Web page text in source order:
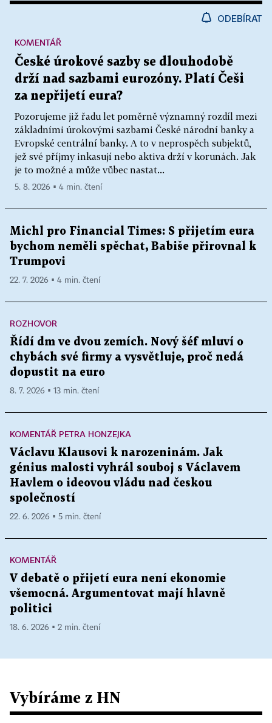
ODEBÍRAT
České úrokové sazby se dlouhodobě
drží nad sazbami eurozóny. Platí Češi
za nepřijetí eura?
Pozorujeme již řadu let poměrně významný rozdíl mezi
základními úrokovými sazbami České národní banky a
Evropské centrální banky. A to v neprospěch subjektů,
jež své příjmy inkasují nebo aktiva drží v korunách. Jak
je to možné a může vůbec nastat...
KOMENTÁŘ
5. 8. 2026 ▪ 4 min. čtení
Michl pro Financial Times: S přijetím eura
bychom neměli spěchat, Babiše přirovnal k
Trumpovi
22. 7. 2026 ▪ 4 min. čtení
ROZHOVOR
Řídí dm ve dvou zemích. Nový šéf mluví o
chybách své firmy a vysvětluje, proč nedá
dopustit na euro
8. 7. 2026 ▪ 13 min. čtení
KOMENTÁŘ PETRA HONZEJKA
Václavu Klausovi k narozeninám. Jak
génius malosti vyhrál souboj s Václavem
Havlem o ideovou vládu nad českou
společností
22. 6. 2026 ▪ 5 min. čtení
KOMENTÁŘ
V debatě o přijetí eura není ekonomie
všemocná. Argumentovat mají hlavně
politici
18. 6. 2026 ▪ 2 min. čtení
Vybíráme z HN